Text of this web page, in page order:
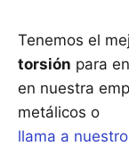
Tenemos el
torsión para
en nuestra
metálicos o
llama a